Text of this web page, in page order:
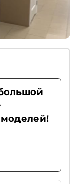
моделей!